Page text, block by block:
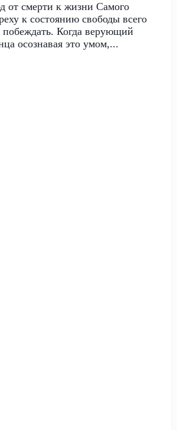
от смерти к жизни Самого
к состоянию свободы всего
побеждать. Когда верующий
осознавая это умом,...